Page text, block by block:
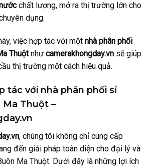
chất lượng, mở ra thị trường lớn cho
dụng.
việc hợp tác với một nhà phân phối
Thuộtnhư camerakhongday.vn sẽ giúp
thị trường một cách hiệu quả.
tác với nhà phân phối sỉ
Ma Thuột –
, chúng tôi không chỉ cung cấp
đến giải pháp toàn diện cho đại lý và
Ma Thuột. Dưới đây là những lợi ích